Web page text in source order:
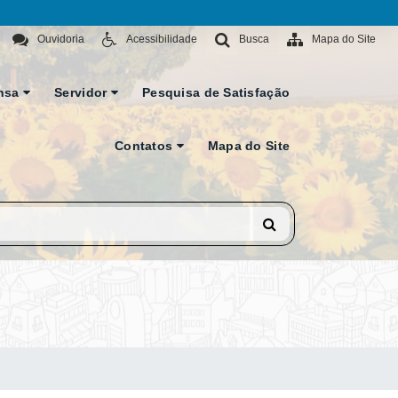
Mapa do Site
Busca
Acessibilidade
Ouvidoria
Servidor Pesquisa de Satisfação
Contatos Mapa do Site